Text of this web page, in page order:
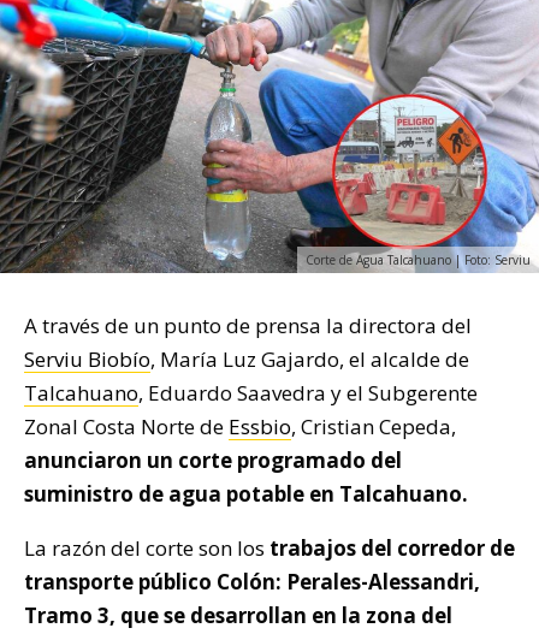
Corte de Agua Talcahuano | Foto: Serviu
A través de un punto de prensa la directora del
Serviu Biobío, María Luz Gajardo, el alcalde de
Talcahuano, Eduardo Saavedra y el Subgerente
Zonal Costa Norte de Essbio, Cristian Cepeda,
anunciaron un corte programado del
suministro de agua potable en Talcahuano.
La razón del corte son los trabajos del corredor de
transporte público Colón: Perales-Alessandri,
Tramo 3, que se desarrollan en la zona del